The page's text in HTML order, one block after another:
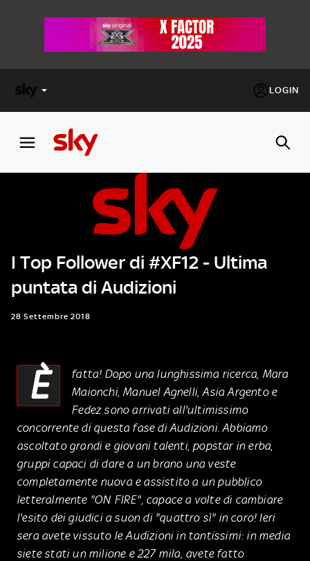
LOGIN
FACTOR
Cos’altro vedere:
PROGRAMMI SKY
Un mondo di offerte:
SKY.IT
I Top Follower di #XF12 - Ultima
puntata di Audizioni
28 Settembre 2018
È
fatta! Dopo una lunghissima ricerca, Mara
Maionchi, Manuel Agnelli, Asia Argento e
Fedez sono arrivati all'ultimissimo
concorrente di questa fase di Audizioni. Abbiamo
ascoltato grandi e giovani talenti, popstar in erba,
gruppi capaci di dare a un brano una veste
completamente nuova e assistito a un pubblico
letteralmente "ON FIRE", capace a volte di cambiare
l'esito dei giudici a suon di "quattro sì" in coro! Ieri
sera avete vissuto le Audizioni in tantissimi: in media
siete stati un milione e 227 mila, avete fatto